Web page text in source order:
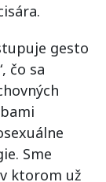
gesto
čo sa
Sme
ktorom už